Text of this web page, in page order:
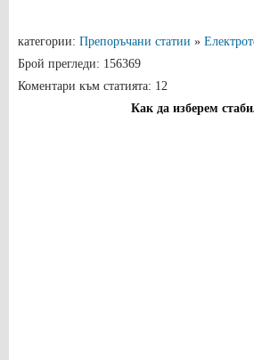
категории: Препоръчани статии »
Брой прегледи: 156369
Коментари към статията: 12
Как да изберем